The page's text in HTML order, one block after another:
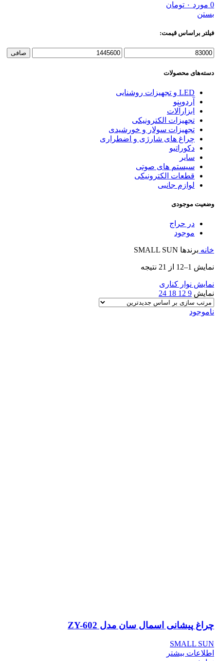
0 مورد ۰ تومان
بستن
فیلتر براساس قیمت:
حداقل
حداكثر
صافی
دسته‌های محصولات
LED و تجهیزات روشنایی
آردوینو
ابزارآلات
تجهیزات الکترونیکی
تجهیزات سولار و خورشیدی
چراغ های شارژی و اضطراری
دکوراتیو
سایر
سیستم های صوتی
قطعات الکترونیکی
لوازم جانبی
وضعیت موجودی
در حراج
موجود
خانه برندها SMALL SUN
نمایش 1–12 از 21 نتیجه
نمایش نوار کناری
نمایش 9
12
18
24
ناموجود
چراغ پیشانی اسمال سان مدل ZY-602
SMALL SUN
اطلاعات بیشتر